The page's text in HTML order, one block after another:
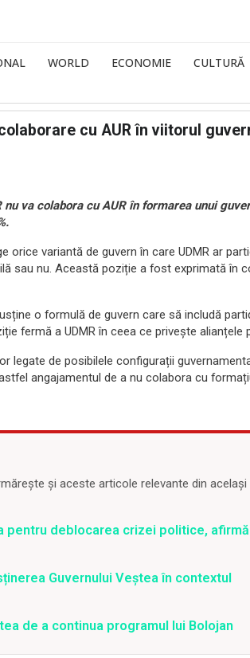
WORLD ECONOMIE CULTURĂ
cu AUR în viitorul
va colabora cu AUR în formarea unui
orice variantă de guvern în care UDMR ar
sau nu. Această poziție a fost exprimată în
o formulă de guvern care să includă
fermă a UDMR în ceea ce privește alianțele
legate de posibilele configurații
angajamentul de a nu colabora cu
și aceste articole relevante din același
pentru deblocarea crizei politice, afirmă
Guvernului Veștea în contextul
de a continua programul lui Bolojan